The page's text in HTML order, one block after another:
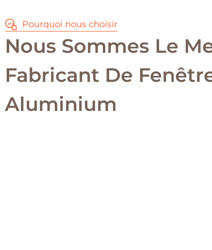
Pourquoi nous choisir
Nous Sommes Le
Fabricant De
Aluminium